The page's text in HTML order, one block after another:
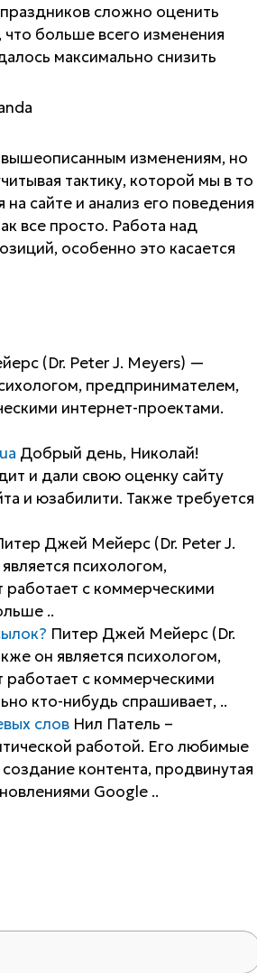
сложно оценить
что больше всего изменения
максимально снизить
изменениям, но
тактику, которой мы в то
сайте и анализ его поведения
все просто. Работа над
особенно это касается
(Dr. Peter J. Meyers) —
предпринимателем,
интернет-проектами.
Добрый день, Николай!
и дали свою оценку сайту
и юзабилити. Также требуется
Джей Мейерс (Dr. Peter J.
психологом,
с коммерческими
..
Питер Джей Мейерс (Dr.
он является психологом,
с коммерческими
кто-нибудь спрашивает, ..
слов Нил Патель –
работой. Его любимые
контента, продвинутая
Google ..